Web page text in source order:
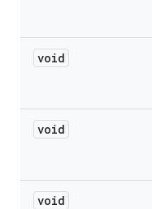
void
void
void